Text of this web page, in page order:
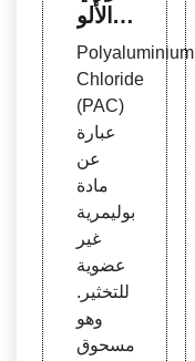
د الألو
منيوم
| Tra
deasi
a Int
ernat
ional
Polyaluminium
Chloride
(PAC)
عبارة
عن
مادة
بوليمرية
غير
عضوية
للتخثير.
وهو
مسحوق